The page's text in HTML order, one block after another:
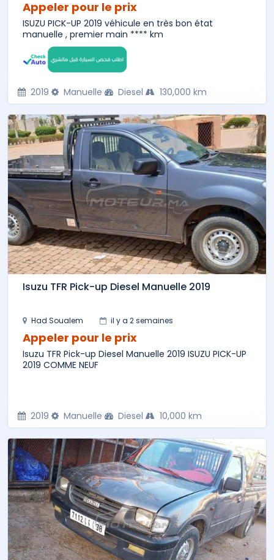
Appeler pour le prix
ISUZU PICK-UP 2019 véhicule en très bon état
manuelle , premier main **** km
2019 Manuelle Diesel 130,000 km
Isuzu TFR Pick-up Diesel Manuelle 2019
Had Soualem il y a 2 semaines
Appeler pour le prix
Isuzu TFR Pick-up Diesel Manuelle 2019 ISUZU PICK-UP
2019 COMME NEUF
2019 Manuelle Diesel 10,000 km